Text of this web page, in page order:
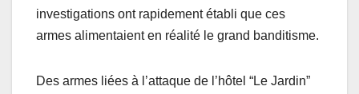
investigations ont rapidement établi que ces
armes alimentaient en réalité le grand banditisme.
Des armes liées à l’attaque de l’hôtel “Le Jardin”